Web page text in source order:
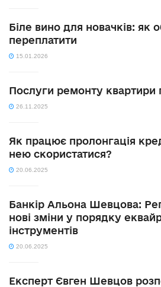
Біле вино для новачків: як
переплатити
15.01.2026
Послуги ремонту квартири
26.11.2025
Як працює пролонгація
нею скористатися?
20.06.2025
Банкір Альона Шевцова:
нові зміни у порядку
інструментів
20.06.2025
Експерт Євген Шевцов